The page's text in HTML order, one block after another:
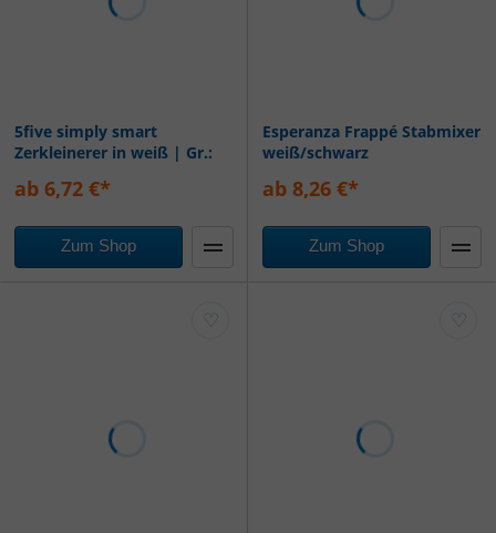
5five simply smart
Zerkleinerer in weiß | Gr.:
ab 6,72 €*
Zum Shop
Esperanza Frappé Stabmixer
weiß/schwarz
ab 8,26 €*
Zum Shop
♡ ♡